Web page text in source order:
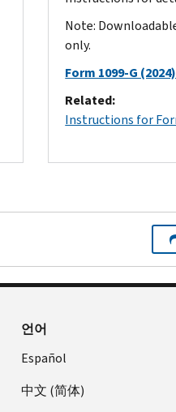
Note:
only.
Form 1099-G (2024)
Related:
Instructions for
언어
Español
中文 (简体)